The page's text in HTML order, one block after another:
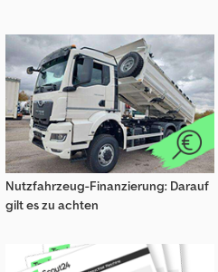
Kel-Berg Auflieger Wechselfahrgestell
Nutzfahrzeug-Finanzierung: Darauf
gilt es zu achten